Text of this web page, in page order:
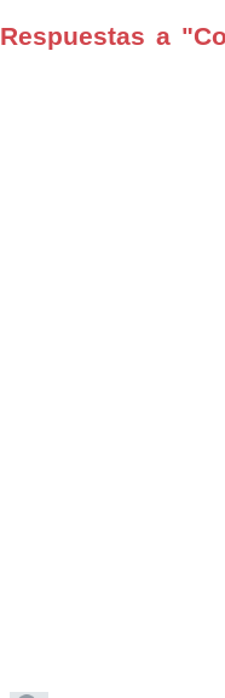
Respuestas a